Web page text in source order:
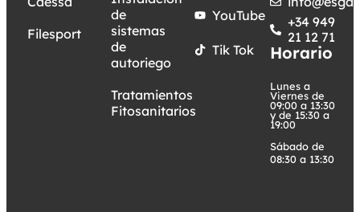
Filesport
de
sistemas
de
autoriego
Tratamientos
Fitosanitarios
YouTube
Tik Tok
+34 949
21 12 71
Horario
Lunes a
Viernes de
09:00 a 13:30
y de 15:30 a
19:00
Sábado de
08:30 a 13:30